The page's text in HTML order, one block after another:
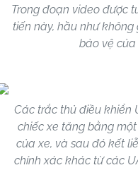
Trong đoạn video được
tiến này, hầu như
bảo vệ của
Các trắc thủ điều khiển
chiếc xe tăng bằng
của xe, và sau đó kết
chính xác khác từ các